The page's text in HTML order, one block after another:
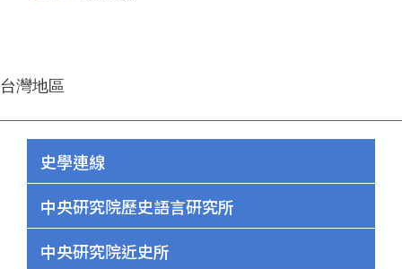
台灣地區
史學連線
中央研究院歷史語言研究所
中央研究院近史所